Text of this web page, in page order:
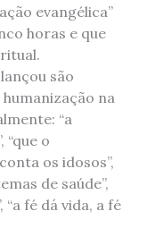
evangélica”
horas e que
são
na
“a
o
os idosos”,
de saúde”,
fé dá vida, a fé